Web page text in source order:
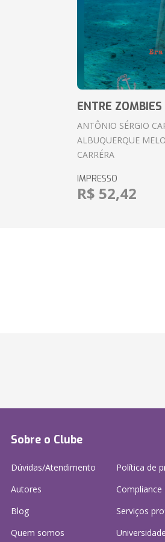
ENTRE
ANTÔNIO SÉRGIO
ALBUQUERQUE
CARRÉRA
IMPRESSO
R$ 52,42
Sobre o Clube
Dúvidas/Atendimento
Autores
Blog
Quem somos
Política de
Compliance
Serviços